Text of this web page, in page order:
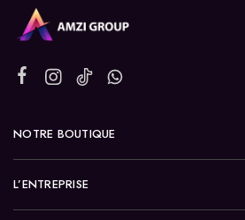
NOTRE BOUTIQUE
L’ENTREPRISE